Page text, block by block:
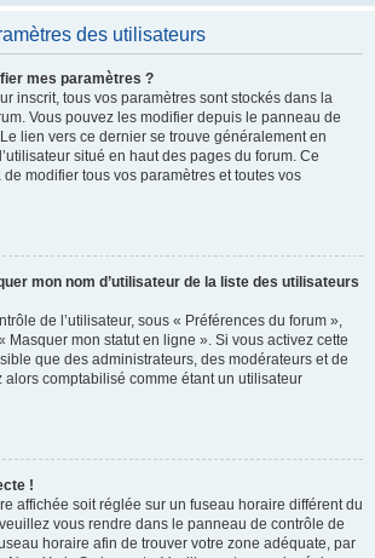
des utilisateurs
mes paramètres ?
inscrit, tous vos paramètres sont stockés dans la
Vous pouvez les modifier depuis le panneau de
lien vers ce dernier se trouve généralement en
situé en haut des pages du forum. Ce
modifier tous vos paramètres et toutes vos
mon nom d’utilisateur de la liste des utilisateurs
de l’utilisateur, sous « Préférences du forum »,
Masquer mon statut en ligne ». Si vous activez cette
que des administrateurs, des modérateurs et de
alors comptabilisé comme étant un utilisateur
!
affichée soit réglée sur un fuseau horaire différent du
vous rendre dans le panneau de contrôle de
horaire afin de trouver votre zone adéquate, par